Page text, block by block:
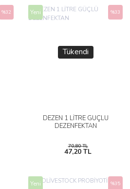
%32 Yeni
Tükendi
DEZEN 1 LİTRE GÜÇLÜ
DEZENFEKTAN
%33
70,80 TL
47,20 TL
Yeni %35